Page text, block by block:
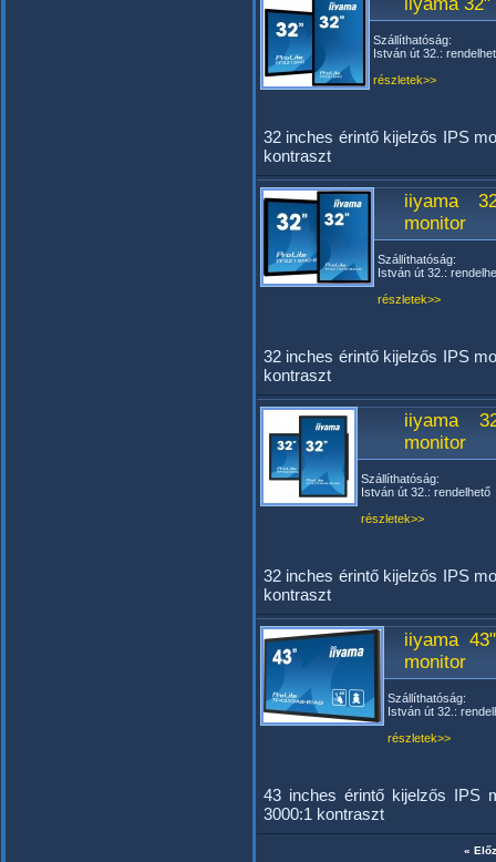
Szállíthatóság:
István út 32.:
részletek>>
32 inches érintő kijelzős IPS
kontraszt
iiyama
monitor
Szállíthatóság:
István út 32.:
részletek>>
32 inches érintő kijelzős IPS
kontraszt
iiyama
monitor
Szállíthatóság:
István út 32.: rendelhető
részletek>>
32 inches érintő kijelzős IPS
kontraszt
iiyama
monitor
Szállíthatóság:
István út 32.:
részletek>>
43 inches érintő kijelzős IPS
3000:1 kontraszt
«